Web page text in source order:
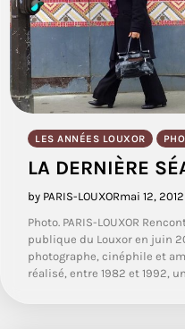
LES ANNÉES LOUXOR
LA DERNIÈRE
by PARIS-LOUXORmai 12, 2012
Photo. PARIS-LOUXOR
publique du Louxor en juin
photographe, cinéphile et
réalisé, entre 1982 et 1992,